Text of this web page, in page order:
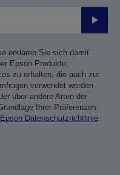
erklären Sie sich damit
Epson Produkte,
zu erhalten, die auch zur
verwendet werden
über andere Arten der
Ihrer Präferenzen
Epson Datenschutzrichtlinie.